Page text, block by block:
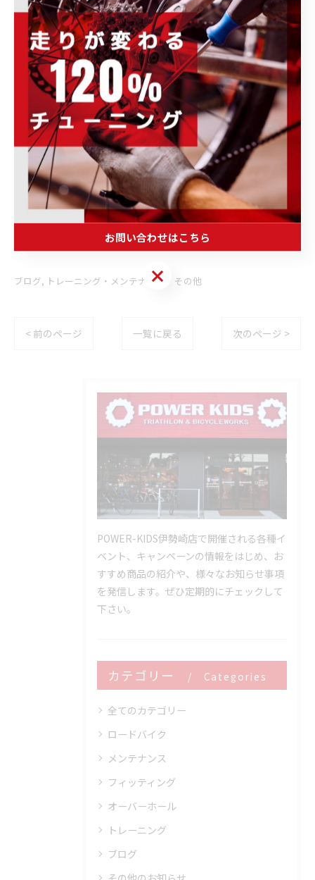
そんな方もお気軽にご相談ください。
ポジション・ボトル他機材のご相談はこちらからどうぞ
--------------------------------------------------------------------
POWER-KIDS
住所 :群馬県伊勢崎市連取元町２８７ー１
電話番号
: 0270-23-9080（お問い合わせ）
--------------------------------------------------------------------
ブログ トレーニング・メンテナンス・その他
< 前のページ 一覧に戻る 次のページ >
POWER-KIDS伊勢崎店で開催される各種イ
ベント、キャンペーンの情報をはじめ、お
すすめ商品の紹介や、様々なお知らせ事項
を発信します。ぜひ定期的にチェックして
下さい。
カテゴリー Categories
全てのカテゴリー
ロードバイク
メンテナンス
フィッティング
オーバーホール
トレーニング
ブログ
お問い合わせはこちら
お問い合わせはこちら